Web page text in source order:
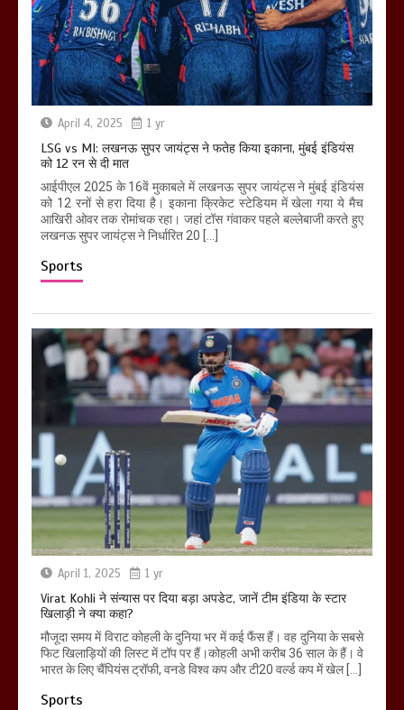
April 4, 2025 1 yr
LSG vs MI: लखनऊ सुपर जायंट्स ने फतेह किया इकाना, मुंबई इंडियंस
को 12 रन से दी मात
आईपीएल 2025 के 16वें मुकाबले में लखनऊ सुपर जायंट्स ने मुंबई इंडियंस
को 12 रनों से हरा दिया है। इकाना क्रिकेट स्टेडियम में खेला गया ये मैच
आखिरी ओवर तक रोमांचक रहा। जहां टॉस गंवाकर पहले बल्लेबाजी करते हुए
लखनऊ सुपर जायंट्स ने निर्धारित 20 […]
Sports
April 1, 2025 1 yr
Virat Kohli ने संन्यास पर दिया बड़ा अपडेट, जानें टीम इंडिया के स्टार
खिलाड़ी ने क्या कहा?
मौजूदा समय में विराट कोहली के दुनिया भर में कई फैंस हैं। वह दुनिया के सबसे
फिट खिलाड़ियों की लिस्ट में टॉप पर हैं।कोहली अभी करीब 36 साल के हैं। वे
भारत के लिए चैंपियंस ट्रॉफी, वनडे विश्व कप और टी20 वर्ल्ड कप में खेल […]
Sports